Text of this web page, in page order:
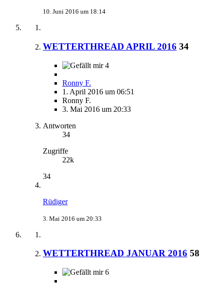
10. Juni 2016 um 18:14
WETTERTHREAD APRIL 2016 34
4
Ronny F.
1. April 2016 um 06:51
Ronny F.
3. Mai 2016 um 20:33
Antworten
34
Zugriffe
22k
34
Rüdiger
3. Mai 2016 um 20:33
WETTERTHREAD JANUAR 2016 58
6